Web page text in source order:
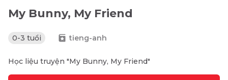
My Bunny, My Friend
0-3 tuổi tieng-anh
Học liệu truyện "My Bunny, My Friend"